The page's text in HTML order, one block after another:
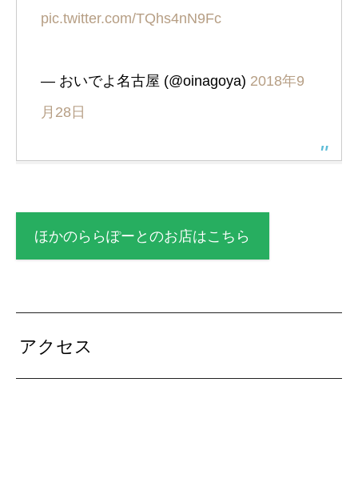
pic.twitter.com/TQhs4nN9Fc
— おいでよ名古屋 (@oinagoya) 2018年9
月28日
ほかのららぽーとのお店はこちら
アクセス